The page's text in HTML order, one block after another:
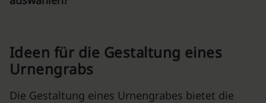
Ideen für die Gestaltung eines
Urnengrabs
Die Gestaltung eines Urnengrabes bietet die